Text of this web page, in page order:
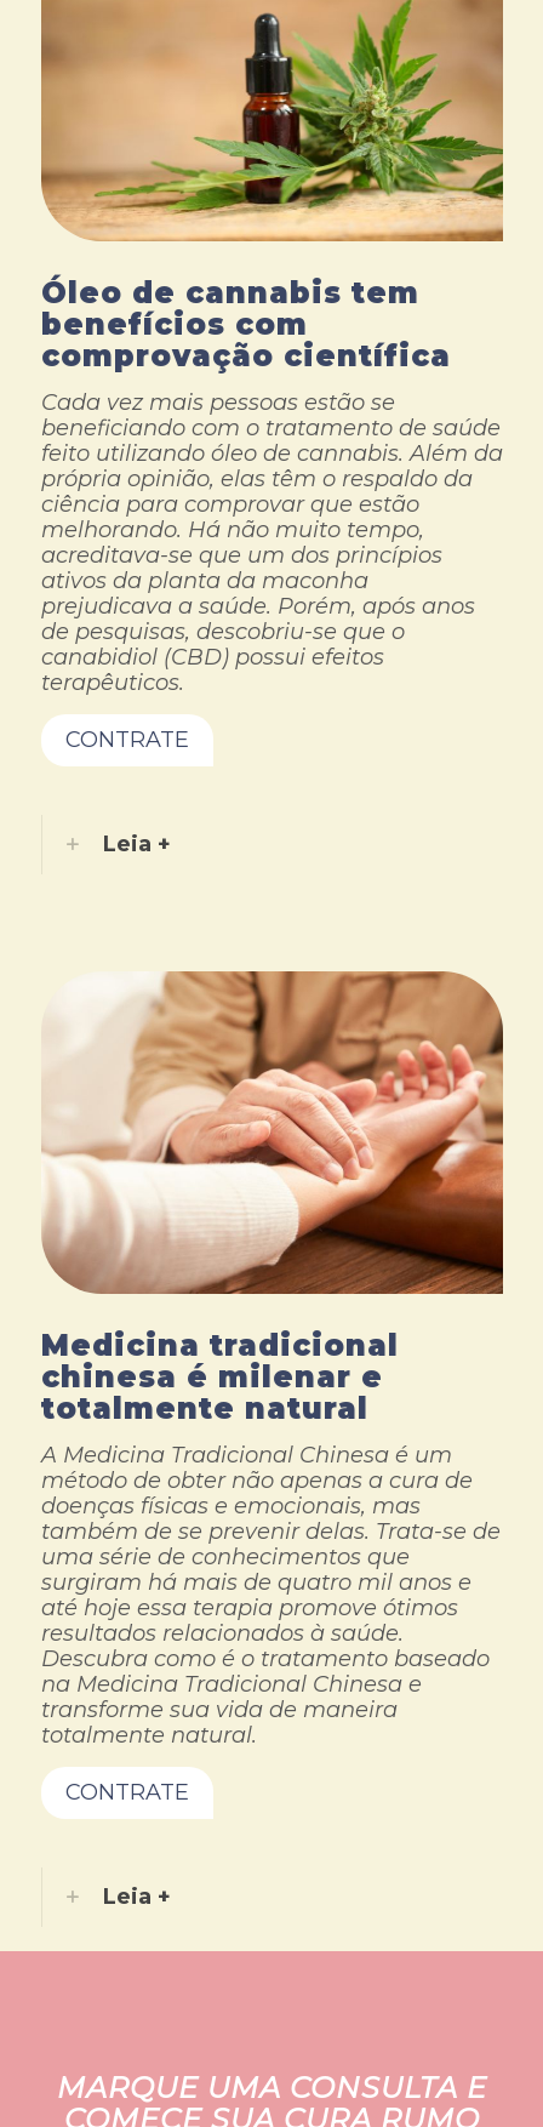
Óleo de cannabis tem
benefícios com
comprovação científica
Cada vez mais pessoas estão se
beneficiando com o tratamento de saúde
feito utilizando óleo de cannabis. Além da
própria opinião, elas têm o respaldo da
ciência para comprovar que estão
melhorando. Há não muito tempo,
acreditava-se que um dos princípios
ativos da planta da maconha
prejudicava a saúde. Porém, após anos
de pesquisas, descobriu-se que o
canabidiol (CBD) possui efeitos
terapêuticos.
CONTRATE
Leia +
Medicina tradicional
chinesa é milenar e
totalmente natural
A Medicina Tradicional Chinesa é um
método de obter não apenas a cura de
doenças físicas e emocionais, mas
também de se prevenir delas. Trata-se de
uma série de conhecimentos que
surgiram há mais de quatro mil anos e
até hoje essa terapia promove ótimos
resultados relacionados à saúde.
Descubra como é o tratamento baseado
na Medicina Tradicional Chinesa e
transforme sua vida de maneira
totalmente natural.
CONTRATE
Leia +
MARQUE UMA CONSULTA E
COMECE SUA CURA RUMO